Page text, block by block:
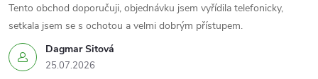
Dagmar Sitová
25.07.2026
Tento obchod doporučuji, objednávku jsem vyřídila telefonicky,
setkala jsem se s ochotou a velmi dobrým přístupem.